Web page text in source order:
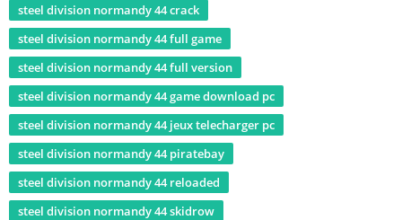
steel division normandy 44 crack
steel division normandy 44 full game
steel division normandy 44 full version
steel division normandy 44 game download pc
steel division normandy 44 jeux telecharger pc
steel division normandy 44 piratebay
steel division normandy 44 reloaded
steel division normandy 44 skidrow